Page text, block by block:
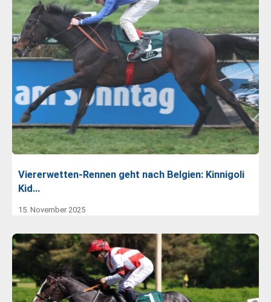
Viererwetten-Rennen geht nach Belgien: Kinnigoli
Kid…
15. November 2025